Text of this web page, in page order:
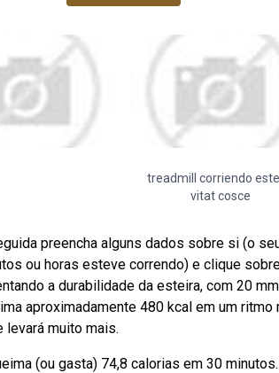
treadmill corriendo
vitat cosce
preencha alguns dados sobre si (o
ou horas esteve correndo) e clique
a durabilidade da esteira, com 20
aproximadamente 480 kcal em um
levará muito mais.
(ou gasta) 74,8 calorias em 30